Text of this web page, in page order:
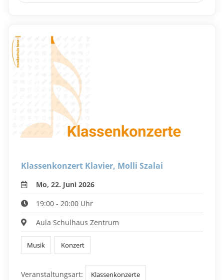
Klassenkonzert Klavier, Molli Szalai
Mo, 22. Juni 2026
19:00 - 20:00 Uhr
Aula Schulhaus Zentrum
Musik Konzert
Veranstaltungsart: Klassenkonzerte